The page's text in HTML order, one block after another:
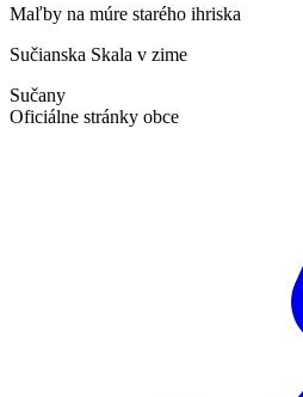
Maľby na múre starého ihriska
Sučianska Skala v zime
Sučany
Oficiálne stránky obce